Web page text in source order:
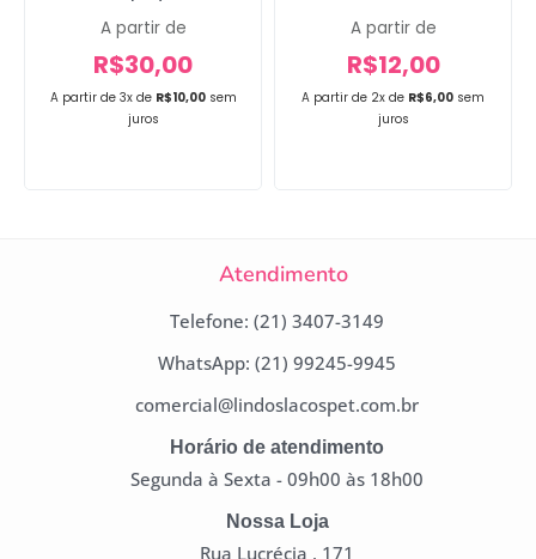
A partir de 3x de R$10,00 sem
juros
A partir de
R$30,00
A partir de 2x de R$6,00 sem
juros
A partir de
R$12,00
Atendimento
Telefone: (21) 3407-3149
WhatsApp: (21) 99245-9945
comercial@lindoslacospet.com.br
Horário de atendimento
Segunda à Sexta - 09h00 às 18h00
Nossa Loja
Rua Lucrécia , 171